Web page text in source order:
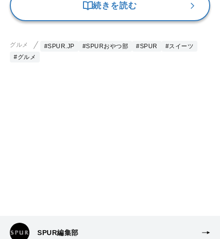
続きを読む
グルメ #SPUR.JP #SPURおやつ部 #SPUR
#スイーツ
#グルメ
SPUR編集部